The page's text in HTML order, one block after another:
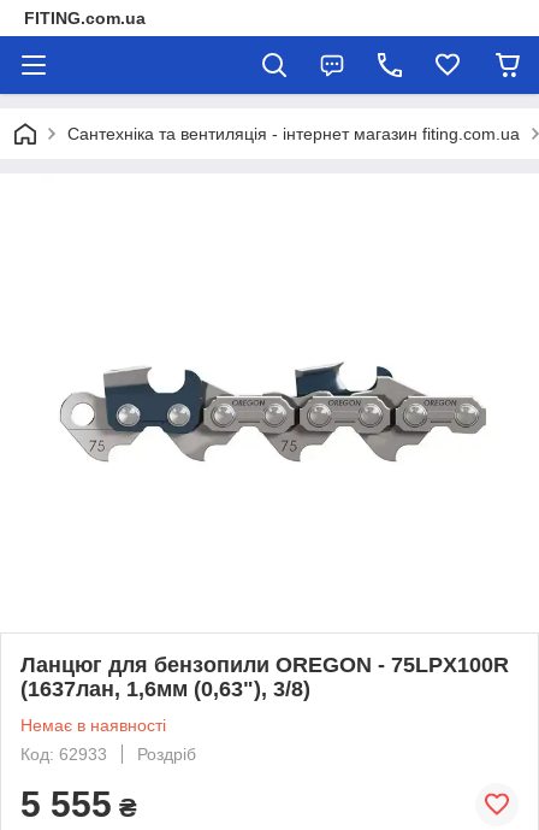
FITING.com.ua
Сантехніка та вентиляція - інтернет магазин fiting.com.ua
Ланцюг для бензопили OREGON - 75LPX100R
(1637лан, 1,6мм (0,63"), 3/8)
Немає в наявності
Код: 62933
Роздріб
5 555 ₴